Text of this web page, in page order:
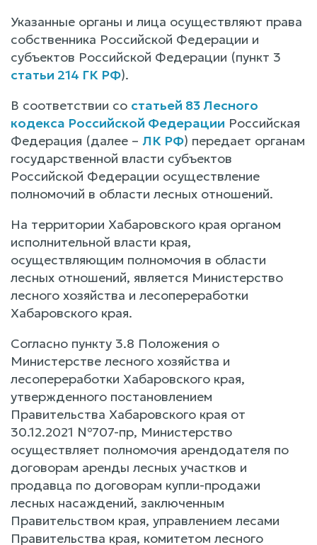
Указанные органы и лица осуществляют права
собственника Российской Федерации и
субъектов Российской Федерации (пункт 3
статьи 214 ГК РФ).
В соответствии со статьей 83 Лесного
кодекса Российской Федерации Российская
Федерация (далее – ЛК РФ) передает органам
государственной власти субъектов
Российской Федерации осуществление
полномочий в области лесных отношений.
На территории Хабаровского края органом
исполнительной власти края,
осуществляющим полномочия в области
лесных отношений, является Министерство
лесного хозяйства и лесопереработки
Хабаровского края.
Согласно пункту 3.8 Положения о
Министерстве лесного хозяйства и
лесопереработки Хабаровского края,
утвержденного постановлением
Правительства Хабаровского края от
30.12.2021 №707-пр, Министерство
осуществляет полномочия арендодателя по
договорам аренды лесных участков и
продавца по договорам купли-продажи
лесных насаждений, заключенным
Правительством края, управлением лесами
Правительства края, комитетом лесного